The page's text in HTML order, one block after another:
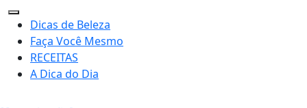
Dicas de Beleza
Faça Você Mesmo
RECEITAS
A Dica do Dia